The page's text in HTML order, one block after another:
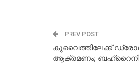
PREV POST
കുവൈത്തിലേക്ക്
ആക്രമണം;